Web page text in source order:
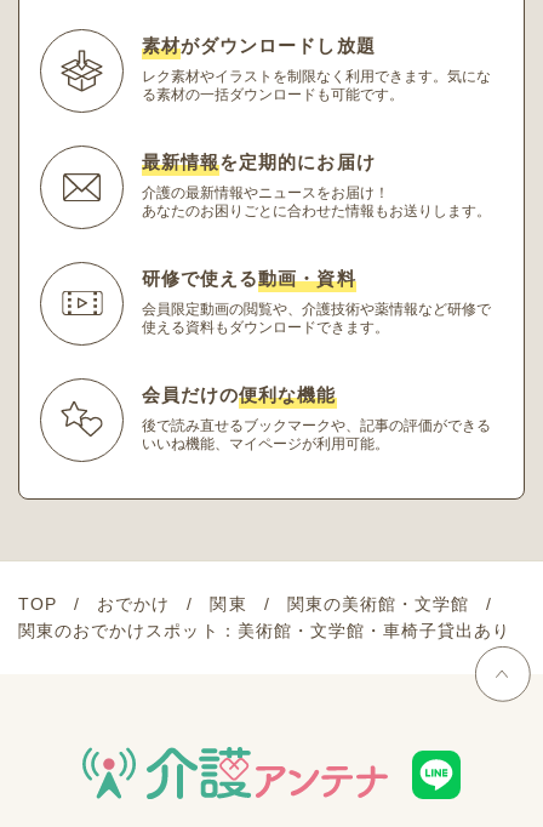
素材がダウンロードし放題
レク素材やイラストを制限なく利用できます。 気にな
る素材の一括ダウンロードも可能です。
最新情報を定期的にお届け
介護の最新情報やニュースをお届け！
あなたのお困りごとに合わせた情報もお送りします。
研修で使える動画・資料
会員限定動画の閲覧や、介護技術や薬情報など研修で
使える資料もダウンロードできます。
会員だけの便利な機能
後で読み直せるブックマークや、記事の評価ができる
いいね機能、マイページが利用可能。
TOP おでかけ 関東
関東の美術館・文学館
関東のおでかけスポット：美術館・文学館・車椅子貸出あり